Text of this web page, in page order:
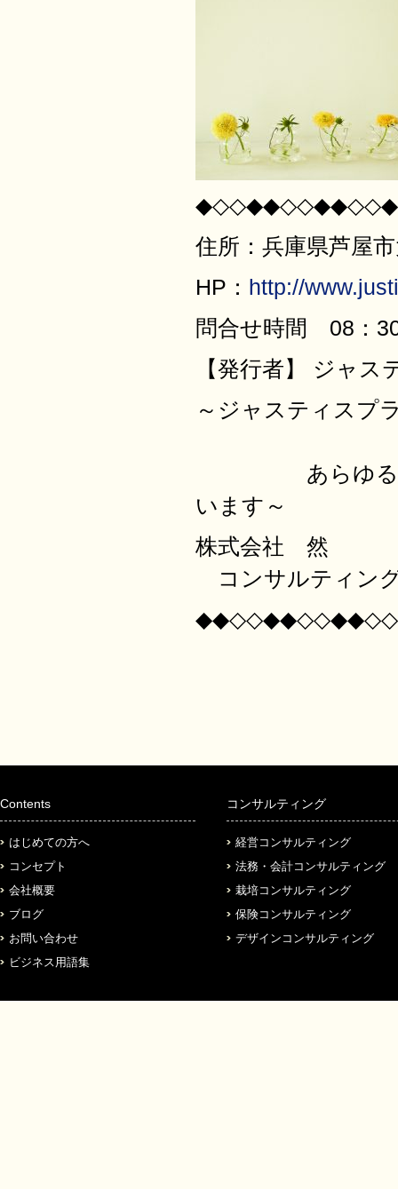
住所：兵庫県芦屋
HP： http://
問合せ時間 08：
【発行者】 ジャ
～ジャスティ
あらゆる価値
います～
株式会社 然
コンサルティン
Contents
はじめての方へ
コンセプト
会社概要
ブログ
お問い合わせ
ビジネス用語集
コンサルティング
経営コンサルティング
法務・会計コンサルティング
栽培コンサルティング
保険コンサルティング
デザインコンサルティング